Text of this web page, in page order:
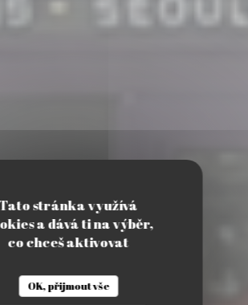
stránka využívá
a dává ti na výběr,
co chceš aktivovat
OK, přijmout vše
•SERRIS